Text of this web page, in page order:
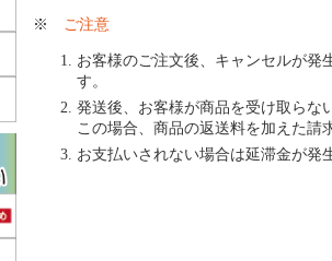
※ ご注意
お客様のご注文後、キャンセルが発
す。
発送後、お客様が商品を受け取らな
この場合、商品の返送料を加えた請
お支払いされない場合は延滞金が発